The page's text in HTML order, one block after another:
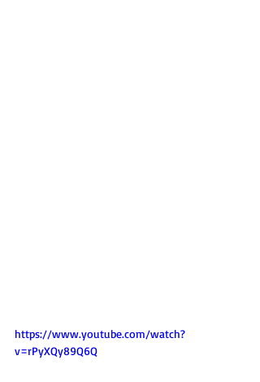
https://www.youtube.com/watch?
v=rPyXQy89Q6Q